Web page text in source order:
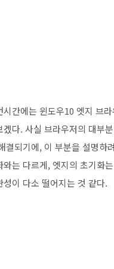
시간에는 윈도우10 엣지 브
겠다. 사실 브라우저의 대부
결되기에, 이 부분을 설명하
와는 다르게, 엣지의 초기화
성이 다소 떨어지는 것 같다.